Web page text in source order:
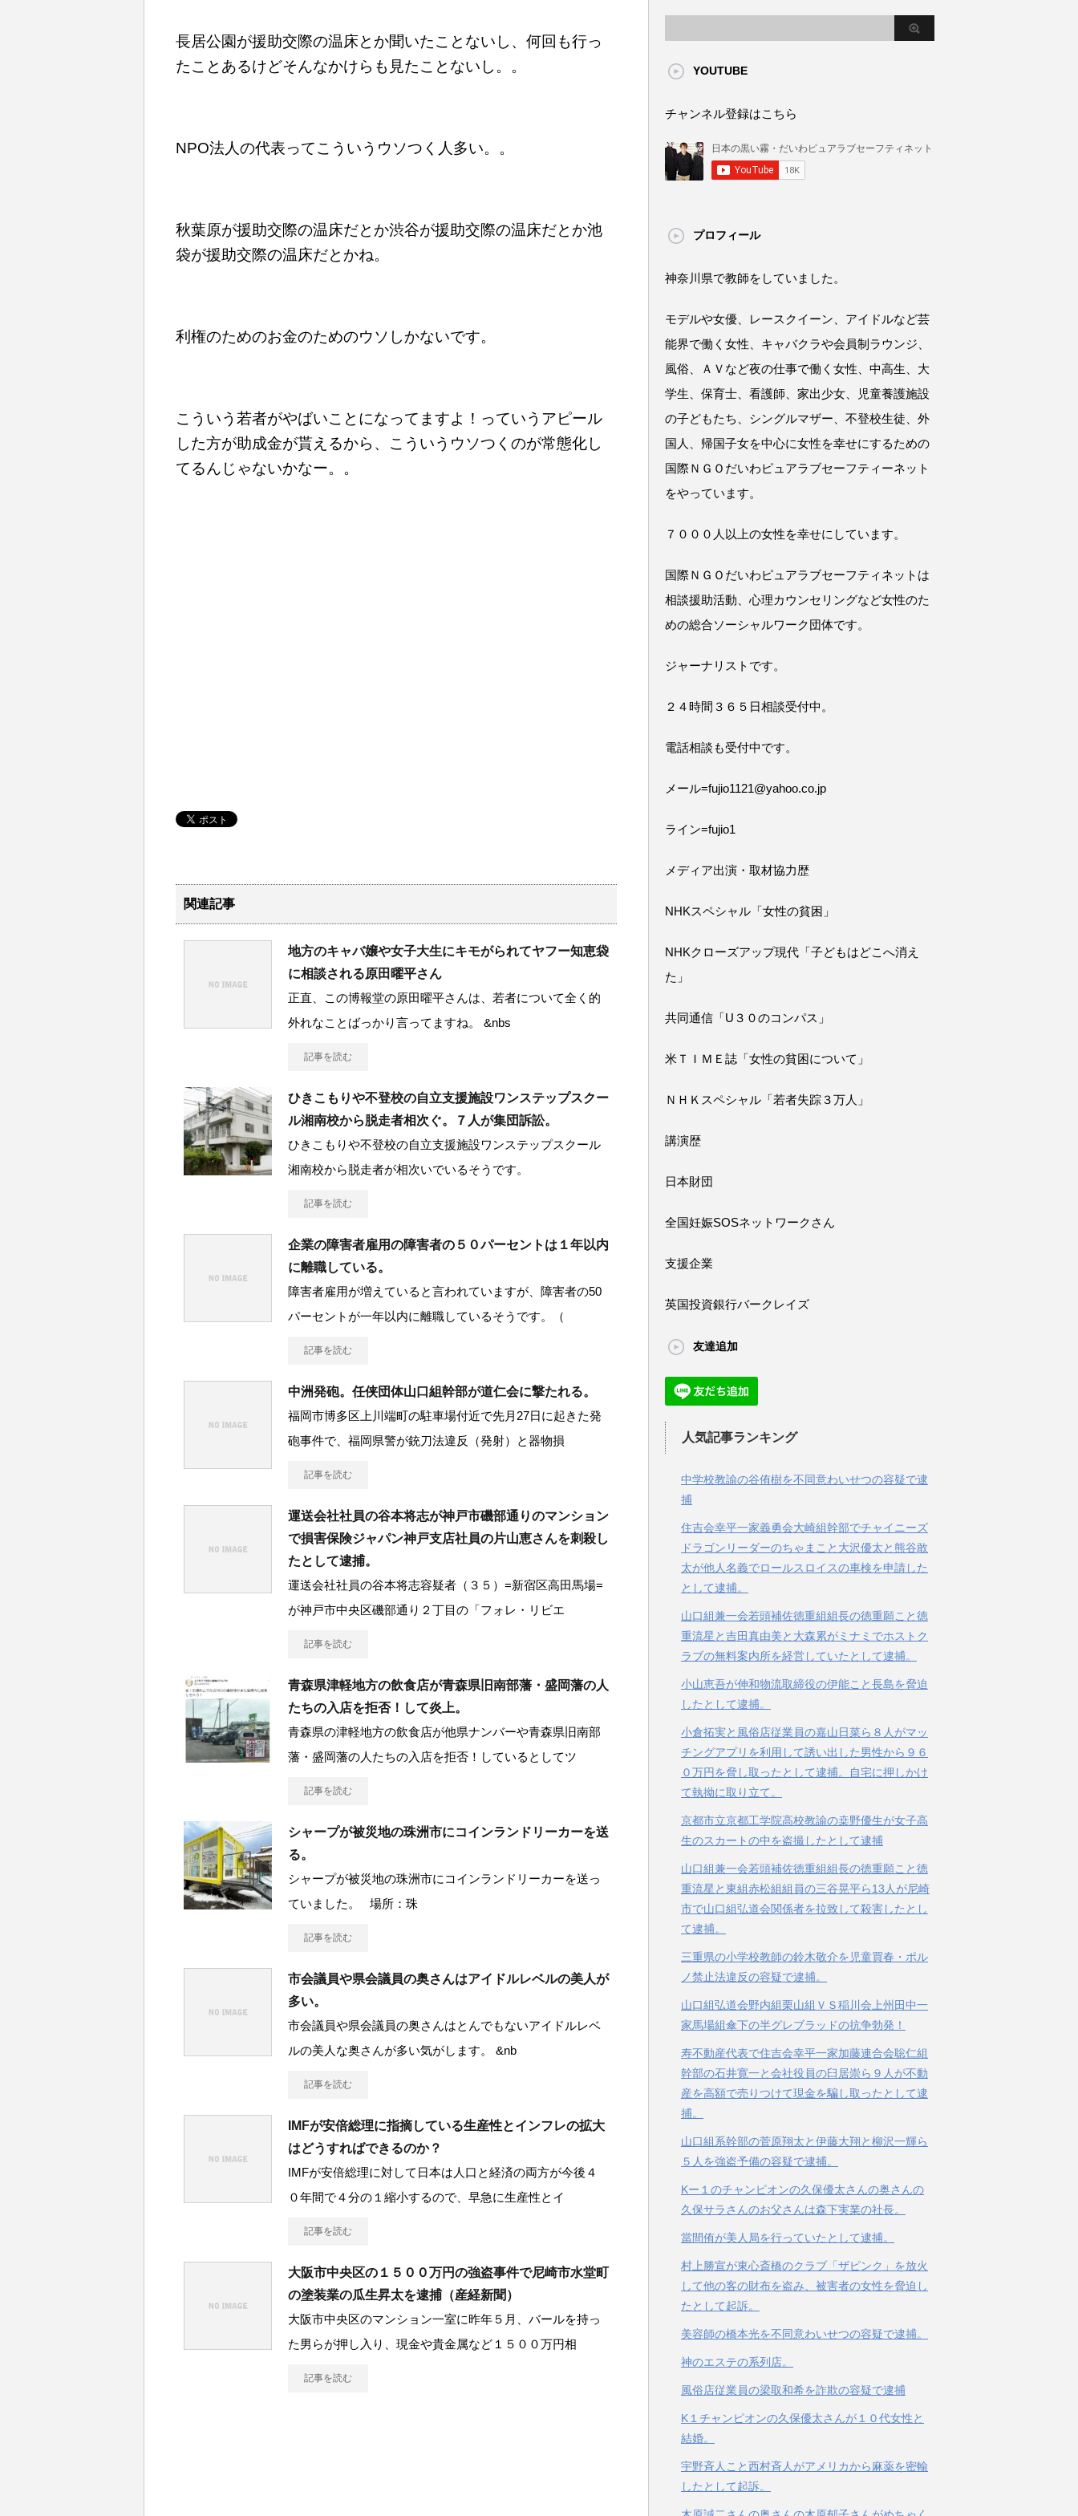
長居公園が援助交際の温床とか聞いたことないし、何回も行っ
たことあるけどそんなかけらも見たことないし。。
NPO法人の代表ってこういうウソつく人多い。。
秋葉原が援助交際の温床だとか渋谷が援助交際の温床だとか池
袋が援助交際の温床だとかね。
利権のためのお金のためのウソしかないです。
こういう若者がやばいことになってますよ！っていうアピール
した方が助成金が貰えるから、こういうウソつくのが常態化し
てるんじゃないかなー。。
関連記事
地方のキャバ嬢や女子大生にキモがられてヤフー知恵袋
に相談される原田曜平さん
正直、この博報堂の原田曜平さんは、若者について全く的
外れなことばっかり言ってますね。 &nbs
記事を読む
ひきこもりや不登校の自立支援施設ワンステップスクー
ル湘南校から脱走者相次ぐ。７人が集団訴訟。
ひきこもりや不登校の自立支援施設ワンステップスクール
湘南校から脱走者が相次いでいるそうです。
記事を読む
企業の障害者雇用の障害者の５０パーセントは１年以内
に離職している。
障害者雇用が増えていると言われていますが、障害者の50
パーセントが一年以内に離職しているそうです。（
記事を読む
中洲発砲。任侠団体山口組幹部が道仁会に撃たれる。
福岡市博多区上川端町の駐車場付近で先月27日に起きた発
砲事件で、福岡県警が銃刀法違反（発射）と器物損
記事を読む
運送会社社員の谷本将志が神戸市磯部通りのマンション
で損害保険ジャパン神戸支店社員の片山恵さんを刺殺し
たとして逮捕。
運送会社社員の谷本将志容疑者（３５）=新宿区高田馬場=
が神戸市中央区磯部通り２丁目の「フォレ・リビエ
記事を読む
青森県津軽地方の飲食店が青森県旧南部藩・盛岡藩の人
たちの入店を拒否！して炎上。
青森県の津軽地方の飲食店が他県ナンバーや青森県旧南部
藩・盛岡藩の人たちの入店を拒否！しているとしてツ
記事を読む
シャープが被災地の珠洲市にコインランドリーカーを送
る。
シャープが被災地の珠洲市にコインランドリーカーを送っ
ていました。 場所：珠
記事を読む
市会議員や県会議員の奥さんはアイドルレベルの美人が
多い。
市会議員や県会議員の奥さんはとんでもないアイドルレベ
ルの美人な奥さんが多い気がします。 &nb
記事を読む
IMFが安倍総理に指摘している生産性とインフレの拡大
はどうすればできるのか？
IMFが安倍総理に対して日本は人口と経済の両方が今後４
０年間で４分の１縮小するので、早急に生産性とイ
記事を読む
大阪市中央区の１５００万円の強盗事件で尼崎市水堂町
の塗装業の瓜生昇太を逮捕（産経新聞）
大阪市中央区のマンション一室に昨年５月、バールを持っ
た男らが押し入り、現金や貴金属など１５００万円相
記事を読む
YOUTUBE
チャンネル登録はこちら
プロフィール
神奈川県で教師をしていました。
モデルや女優、レースクイーン、アイドルなど芸
能界で働く女性、キャバクラや会員制ラウンジ、
風俗、ＡＶなど夜の仕事で働く女性、中高生、大
学生、保育士、看護師、家出少女、児童養護施設
の子どもたち、シングルマザー、不登校生徒、外
国人、帰国子女を中心に女性を幸せにするための
国際ＮＧＯだいわピュアラブセーフティーネット
をやっています。
７０００人以上の女性を幸せにしています。
国際ＮＧＯだいわピュアラブセーフティネットは
相談援助活動、心理カウンセリングなど女性のた
めの総合ソーシャルワーク団体です。
ジャーナリストです。
２４時間３６５日相談受付中。
電話相談も受付中です。
メール=fujio1121@yahoo.co.jp
ライン=fujio1
メディア出演・取材協力歴
NHKスペシャル「女性の貧困」
NHKクローズアップ現代「子どもはどこへ消え
た」
共同通信「U３０のコンパス」
米ＴＩＭＥ誌「女性の貧困について」
ＮＨＫスペシャル「若者失踪３万人」
講演歴
日本財団
全国妊娠SOSネットワークさん
支援企業
英国投資銀行バークレイズ
友達追加
人気記事ランキング
中学校教諭の谷侑樹を不同意わいせつの容疑で逮
捕
住吉会幸平一家義勇会大崎組幹部でチャイニーズ
ドラゴンリーダーのちゃまこと大沢優太と熊谷敢
太が他人名義でロールスロイスの車検を申請した
として逮捕。
山口組兼一会若頭補佐徳重組組長の徳重願こと徳
重流星と吉田真由美と大森累がミナミでホストク
ラブの無料案内所を経営していたとして逮捕。
小山恵吾が伸和物流取締役の伊能こと長島を脅迫
したとして逮捕。
小倉拓実と風俗店従業員の嘉山日菜ら８人がマッ
チングアプリを利用して誘い出した男性から９６
０万円を脅し取ったとして逮捕。自宅に押しかけ
て執拗に取り立て。
京都市立京都工学院高校教諭の桒野優生が女子高
生のスカートの中を盗撮したとして逮捕
山口組兼一会若頭補佐徳重組組長の徳重願こと徳
重流星と東組赤松組組員の三谷晃平ら13人が尼崎
市で山口組弘道会関係者を拉致して殺害したとし
て逮捕。
三重県の小学校教師の鈴木敬介を児童買春・ポル
ノ禁止法違反の容疑で逮捕。
山口組弘道会野内組栗山組ＶＳ稲川会上州田中一
家馬場組傘下の半グレブラッドの抗争勃発！
寿不動産代表で住吉会幸平一家加藤連合会聡仁組
幹部の石井寛一と会社役員の臼居崇ら９人が不動
産を高額で売りつけて現金を騙し取ったとして逮
捕。
山口組系幹部の菅原翔太と伊藤大翔と柳沢一輝ら
５人を強盗予備の容疑で逮捕。
Kー１のチャンピオンの久保優太さんの奥さんの
久保サラさんのお父さんは森下実業の社長。
當間侑が美人局を行っていたとして逮捕。
村上勝宣が東心斎橋のクラブ「ザピンク」を放火
して他の客の財布を盗み、被害者の女性を脅迫し
たとして起訴。
美容師の橋本光を不同意わいせつの容疑で逮捕。
神のエステの系列店。
風俗店従業員の梁取和希を詐欺の容疑で逮捕
K１チャンピオンの久保優太さんが１０代女性と
結婚。
宇野斉人こと西村斉人がアメリカから麻薬を密輸
したとして起訴。